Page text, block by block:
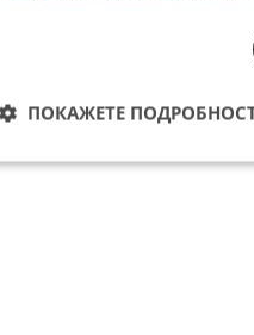
на Гинес за най-
войни между
в една стая. Джон
който спасява
ПОКАЖЕТЕ